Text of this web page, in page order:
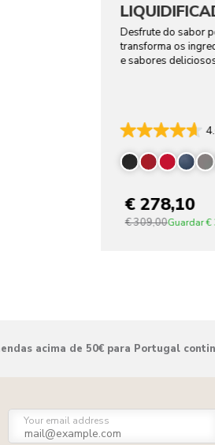
Desfrute do sabor
transforma os
e sabores
€ 278,10
€ 309,00Guardar€
acima de 50€ para Portugal
Your email address